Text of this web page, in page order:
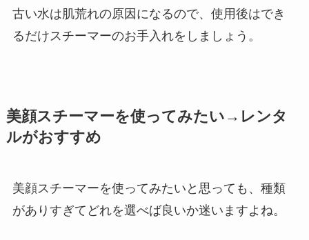
古い水は肌荒れの原因になるので、使用後はでき
るだけスチーマーのお手入れをしましょう。
美顔スチーマーを使ってみたい→レンタ
ルがおすすめ
美顔スチーマーを使ってみたいと思っても、種類
がありすぎてどれを選べば良いか迷いますよね。